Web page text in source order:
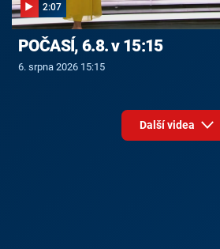
2:07
POČASÍ, 6.8. v 15:15
6. srpna 2026 15:15
Další videa